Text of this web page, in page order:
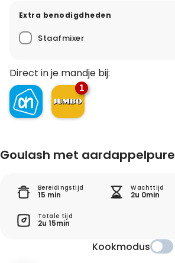
Extra benodigdheden
Staafmixer
Direct in je mandje bij:
1
Goulash met
Bereidingstijd
15 min
Wachttijd
2u 0min
Totale tijd
2u 15min
Kookmodus